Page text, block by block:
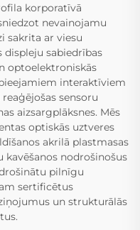
korporatīvā
nevainojamu
sakrita ar viesu
displeju sabiedrības
optoelektroniskās
interaktīviem
sensoru
aizsargplāksnes. Mēs
optiskās uztveres
akrilā plastmasas
kavēšanos nodrošinošus
pilnīgu
sertificētus
un strukturālās